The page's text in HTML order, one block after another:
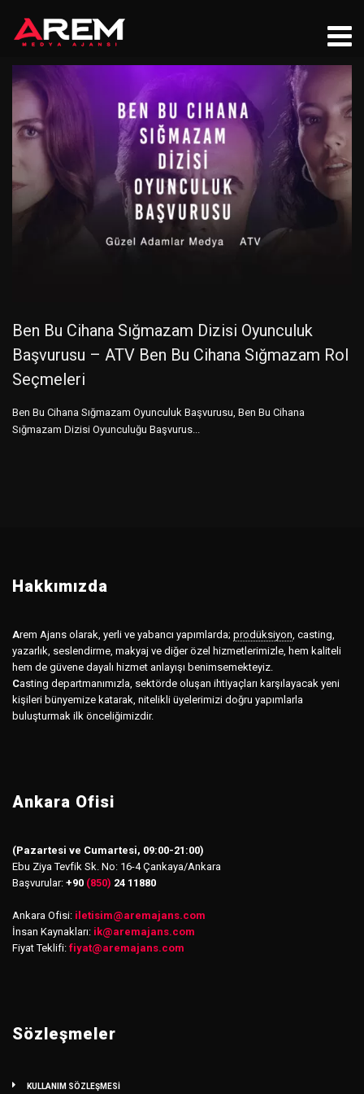
Ben Bu Cihana Sığmazam Dizisi Oyunculuk
Başvurusu – ATV Ben Bu Cihana Sığmazam Rol
Seçmeleri
Ben Bu Cihana Sığmazam Oyunculuk Başvurusu, Ben Bu Cihana
Sığmazam Dizisi Oyunculuğu Başvurus...
Hakkımızda
Arem Ajans olarak, yerli ve yabancı yapımlarda; prodüksiyon, casting,
yazarlık, seslendirme, makyaj ve diğer özel hizmetlerimizle, hem kaliteli
hem de güvene dayalı hizmet anlayışı benimsemekteyiz.
Casting departmanımızla, sektörde oluşan ihtiyaçları karşılayacak yeni
kişileri bünyemize katarak, nitelikli üyelerimizi doğru yapımlarla
buluşturmak ilk önceliğimizdir.
Ankara Ofisi
(Pazartesi ve Cumartesi, 09:00-21:00)
Ebu Ziya Tevfik Sk. No: 16-4 Çankaya/Ankara
Başvurular: +90 (850) 24 11880
Ankara Ofisi: iletisim@aremajans.com
İnsan Kaynakları: ik@aremajans.com
Fiyat Teklifi: fiyat@aremajans.com
Sözleşmeler
KULLANIM SÖZLEŞMESİ